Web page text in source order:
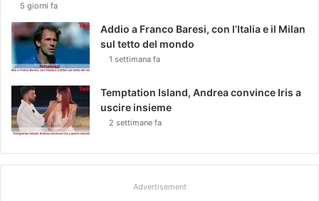
5 giorni fa
Addio a Franco Baresi, con l’Italia e il Milan
sul tetto del mondo
1 settimana fa
Temptation Island, Andrea convince Iris a
uscire insieme
2 settimane fa
Advertisement